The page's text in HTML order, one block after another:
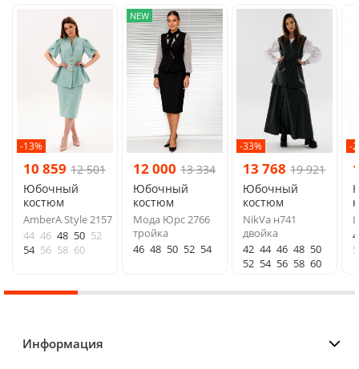
-13%
10 859 12 501
Юбочный
костюм
AmberA Style 2157
44 46 48 50 52
54 56 58 60
NEW
12 000 13 334
Юбочный
костюм
Мода Юрс 2766
тройка
46 48 50 52 54
-33%
13 768 19 921
Юбочный
костюм
NikVa н741
двойка
42 44 46 48 50
52 54 56 58 60
-
Информация